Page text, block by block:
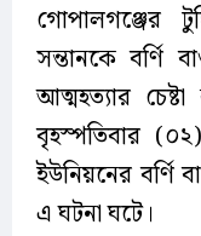
গোপালগঞ্জের
সন্তানকে বর্ণি
আত্মহত্যার
বৃহস্পতিবার
ইউনিয়নের বর্ণি
এ ঘটনা ঘটে।